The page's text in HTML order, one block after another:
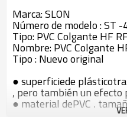
Marca: SLON
Número de modelo : ST -
Tipo: PVC Colgante HF
Nombre: PVC Colgante
Tipo : Nuevo original
● superficiede
, pero también un efecto
● material dePVC ,